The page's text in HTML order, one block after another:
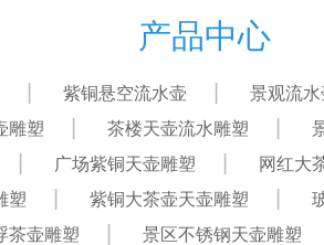
产品中心
紫铜悬空流水壶 景观流
雕塑 茶楼天壶流水雕塑
广场紫铜天壶雕塑 网红大
塑 紫铜大茶壶天壶雕塑
茶壶雕塑 景区不锈钢天壶雕塑